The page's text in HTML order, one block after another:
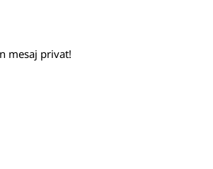
mesaj privat!